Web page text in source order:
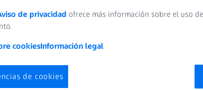
mayor precisión
durante el escaneado 3D, se emplean marcas de
y se fijan al objeto antes de iniciar el escaneado. A
etiquetan, lo que permite al software alinear
de privacidad ofrece más información sobre el uso
cookiesInformación legal
de cookies